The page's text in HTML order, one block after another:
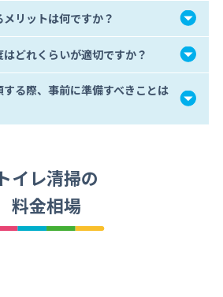
メリットは何ですか？
はどれくらいが適切ですか？
する際、事前に準備すべきことは
トイレ清掃の
料金相場